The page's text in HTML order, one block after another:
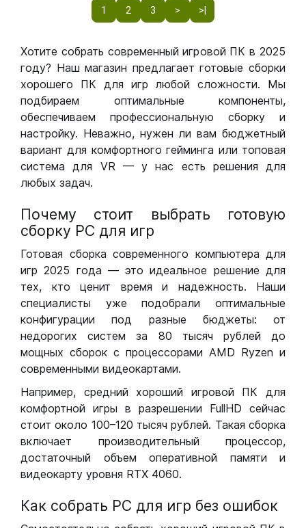
1 2 3 > >|
Хотите собрать современный игровой ПК в 2025
году? Наш магазин предлагает готовые сборки
хорошего ПК для игр любой сложности. Мы
подбираем оптимальные компоненты,
обеспечиваем профессиональную сборку и
настройку. Неважно, нужен ли вам бюджетный
вариант для комфортного гейминга или топовая
система для VR — у нас есть решения для
любых задач.
Почему стоит выбрать готовую
сборку РС для игр
Готовая сборка современного компьютера для
игр 2025 года — это идеальное решение для
тех, кто ценит время и надежность. Наши
специалисты уже подобрали оптимальные
конфигурации под разные бюджеты: от
недорогих систем за 80 тысяч рублей до
мощных сборок с процессорами AMD Ryzen и
современными видеокартами.
Например, средний хороший игровой ПК для
комфортной игры в разрешении FullHD сейчас
стоит около 100–120 тысяч рублей. Такая сборка
включает производительный процессор,
достаточный объем оперативной памяти и
видеокарту уровня RTX 4060.
Как собрать РС для игр без ошибок